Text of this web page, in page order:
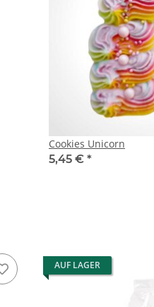
Cookies Unicorn
5,45 € *
AUF LAGER